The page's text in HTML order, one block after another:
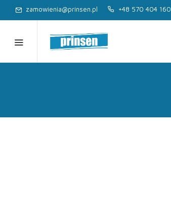
zamowienia@prinsen.pl +48 570 404 160